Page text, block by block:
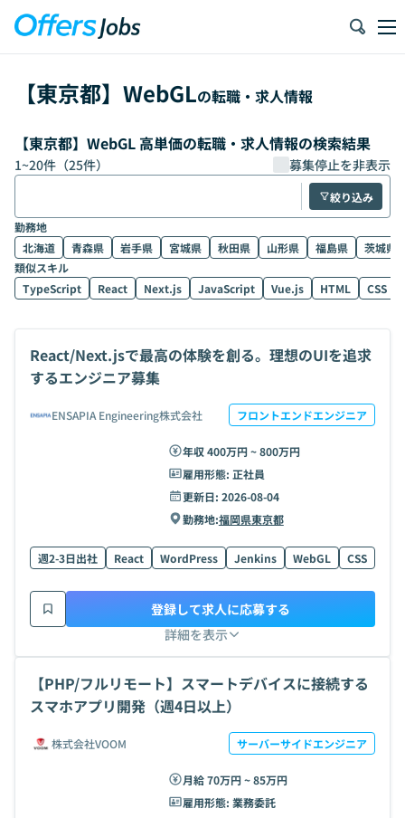
【東京都】 WebGLの転職・求人情報
【東京都】WebGL 高単価の転職・求人情報の検索結果
1~20件（25件） 募集停止を非表示
絞り込み
勤務地
北海道
青森県 岩手県 宮城県 秋田県 山形県 福島県
茨城県
類似スキル
TypeScript
React Next.js JavaScript Vue.js HTML CSS
React/Next.jsで最高の体験を創る。理想のUIを追求
するエンジニア募集
ENSAPIA Engineering株式会社 フロントエンドエンジニア
年収 400万円 ~ 800万円
雇用形態: 正社員
更新日: 2026-08-04
勤務地:福岡県東京都
週2-3日出社 React WordPress Jenkins WebGL CSS
詳細を表示
登録して求人に応募する
【PHP/フルリモート】スマートデバイスに接続する
スマホアプリ開発（週4日以上）
株式会社VOOM サーバーサイドエンジニア
月給 70万円 ~ 85万円
雇用形態: 業務委託